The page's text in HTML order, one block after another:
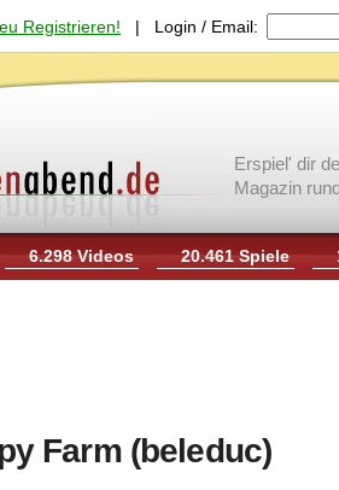
Registrieren! | Login / Email:
Erspiel' dir
Magazin
6.298 Videos 20.461 Spiele
Farm (beleduc)